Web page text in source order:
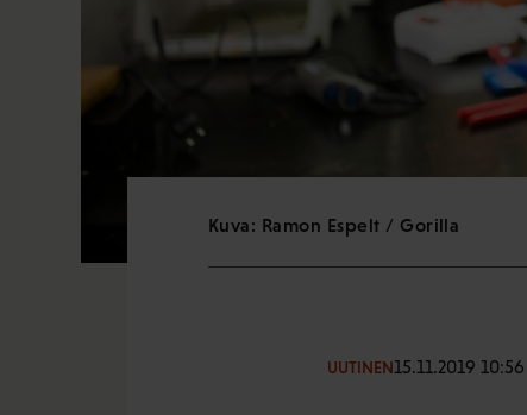
Kuva: Ramon Espelt / Gorilla
UUTINEN15.11.2019 10:56